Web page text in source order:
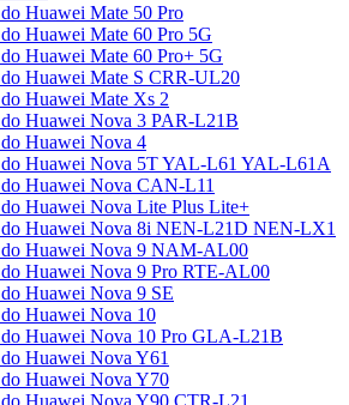
Huawei Mate 50 Pro
Huawei Mate 60 Pro 5G
Huawei Mate 60 Pro+ 5G
Huawei Mate S CRR-UL20
Huawei Mate Xs 2
Huawei Nova 3 PAR-L21B
Huawei Nova 4
Huawei Nova 5T YAL-L61 YAL-L61A
Huawei Nova CAN-L11
Huawei Nova Lite Plus Lite+
Huawei Nova 8i NEN-L21D NEN-LX1
Huawei Nova 9 NAM-AL00
Huawei Nova 9 Pro RTE-AL00
Huawei Nova 9 SE
Huawei Nova 10
Huawei Nova 10 Pro GLA-L21B
Huawei Nova Y61
Huawei Nova Y70
Huawei Nova Y90 CTR-L21